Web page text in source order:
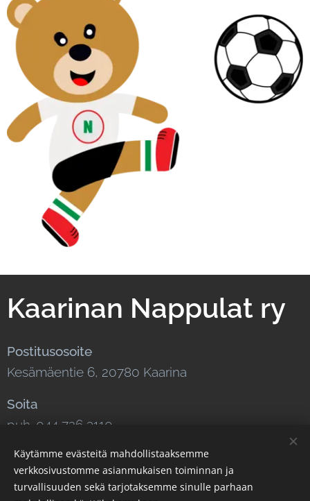
Kaarinan Nappulat ry
Postitusosoite
Kesämäentie 6, 20780 Kaarina
Soita
puh. 044 726 3110
Sähköposti
toimisto@kaana.fi
Käytämme evästeitä mahdollistaaksemme
verkkosivustomme asianmukaisen toiminnan ja
turvallisuuden sekä tarjotaksemme sinulle parhaan